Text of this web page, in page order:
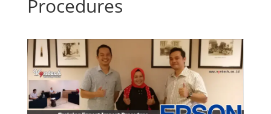
Procedures